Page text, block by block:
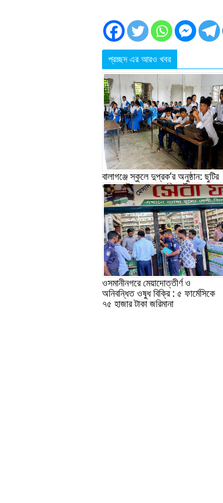
প্রচ্ছদ এর আরও খবর
বালাগঞ্জে স্কুলে দুপ্রক’র অনুষ্ঠান: ছুটির
পরও আটকে রাখা হল শিক্ষার্থীদের
ওসমানীনগরে মেয়াদোত্তীর্ণ ও
অনিবন্ধিত ওষুধ বিক্রি : ৫ ফার্মেসিকে
৭৫ হাজার টাকা জরিমানা